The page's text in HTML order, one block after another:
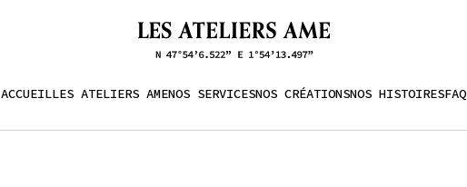
ACCUEILLES ATELIERS AMENOS SERVICESNOS CRÉATIONSNOS HISTOIRESFAQ